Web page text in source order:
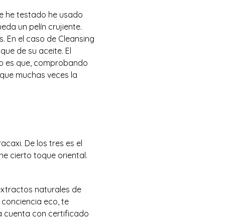
he testado he usado
un pelín crujiente.
En el caso de Cleansing
de su aceite. El
es que, comprobando
muchas veces la
De los tres es el
cierto toque oriental.
naturales de
eco, te
cuenta con certificado